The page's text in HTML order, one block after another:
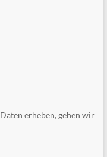
erheben, gehen wir